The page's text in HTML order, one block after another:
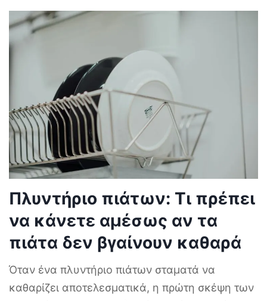
Το TikTok έχει γίνει τα τελευταία χρόνια πηγή
αμέτρητων συμβουλών για την υγεία και την
Πλυντήριο πιάτων: Τι πρέπει